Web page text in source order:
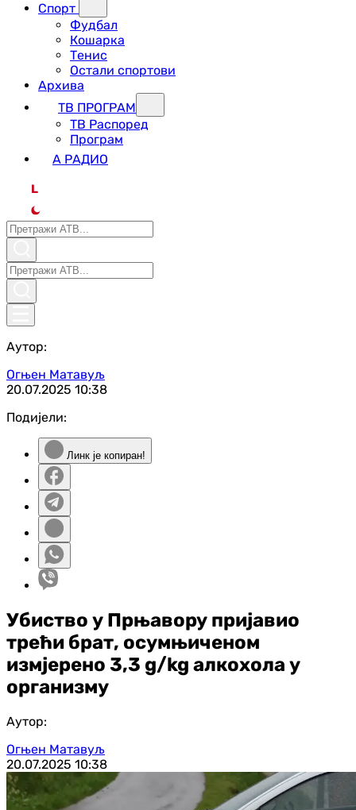
Спорт
Фудбал
Кошарка
Тенис
Остали спортови
Архива
ТВ ПРОГРАМ
ТВ Распоред
Програм
А РАДИО
L
Аутор:
Огњен Матавуљ
20.07.2025 10:38
Подијели:
Линк је копиран!
Убиство у Прњавору пријавио
трећи брат, осумњиченом
измјерено 3,3 g/kg алкохола у
организму
Аутор:
Огњен Матавуљ
20.07.2025 10:38